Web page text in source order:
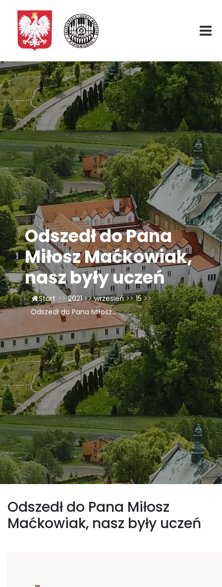
Start
O nas
Aktualności
Rekrutacja
Fundacja
Konkurs organowy
LAOM
Klasztor
1,5%
Kontakt
Odszedł do Pana
Miłosz Maćkowiak,
nasz były uczeń
Start >> 2021 >> wrzesień >> 15 >>
Odszedł do Pana Miłosz...
Odszedł do Pana Miłosz
Maćkowiak, nasz były uczeń